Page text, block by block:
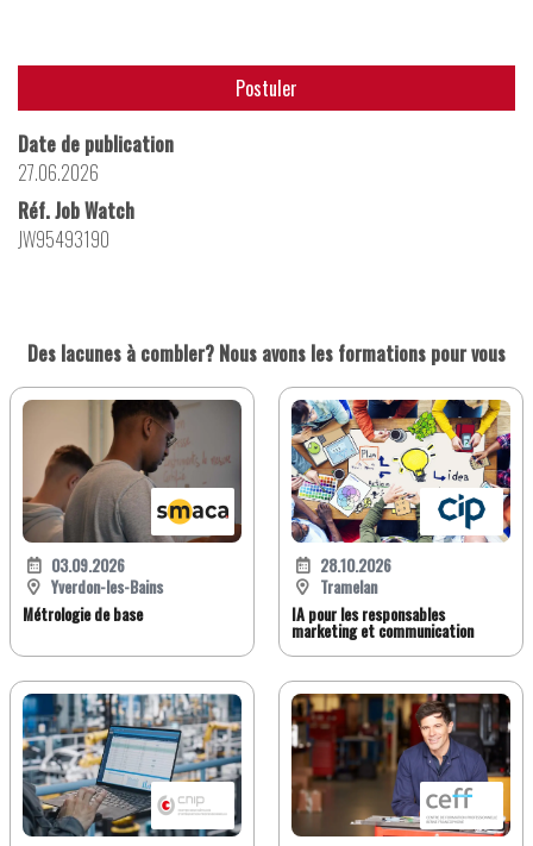
Postuler
Date de publication
27.06.2026
Réf. Job Watch
JW95493190
Des lacunes à combler? Nous avons les formations pour vous
03.09.2026
Yverdon-les-Bains
Métrologie de base
28.10.2026
Tramelan
IA pour les responsables
marketing et communication